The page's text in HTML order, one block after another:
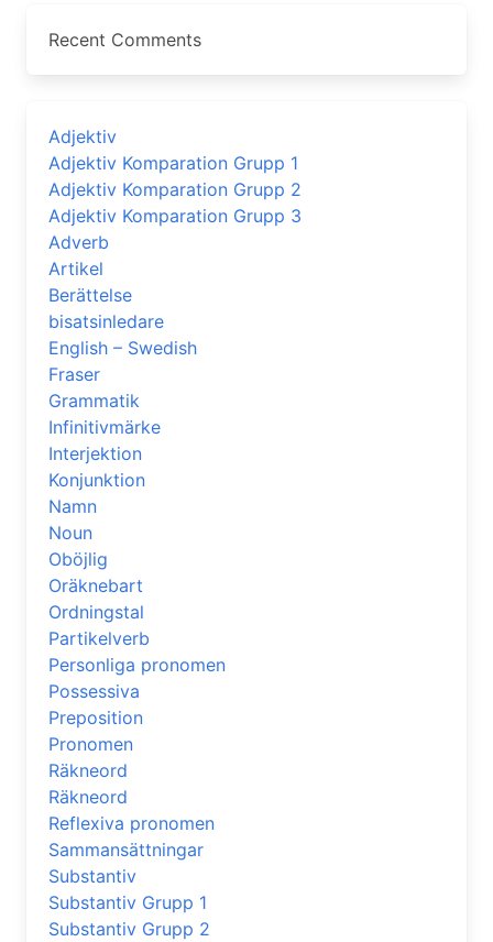
Recent Comments
Adjektiv
Adjektiv Komparation Grupp 1
Adjektiv Komparation Grupp 2
Adjektiv Komparation Grupp 3
Adverb
Artikel
Berättelse
bisatsinledare
English – Swedish
Fraser
Grammatik
Infinitivmärke
Interjektion
Konjunktion
Namn
Noun
Oböjlig
Oräknebart
Ordningstal
Partikelverb
Personliga pronomen
Possessiva
Preposition
Pronomen
Räkneord
Räkneord
Reflexiva pronomen
Sammansättningar
Substantiv
Substantiv Grupp 1
Substantiv Grupp 2